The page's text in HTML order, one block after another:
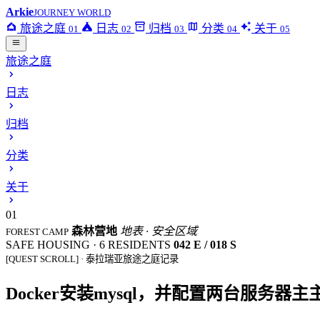
ArkieJOURNEY WORLD
旅途之庭 01 日志 02 归档 03 分类 04 关于 05
旅途之庭
日志
归档
分类
关于
01
FOREST CAMP 森林营地 地表 · 安全区域
SAFE HOUSING · 6 RESIDENTS 042 E / 018 S
[QUEST SCROLL] · 泰拉瑞亚旅途之庭记录
Docker安装mysql，并配置两台服务器主